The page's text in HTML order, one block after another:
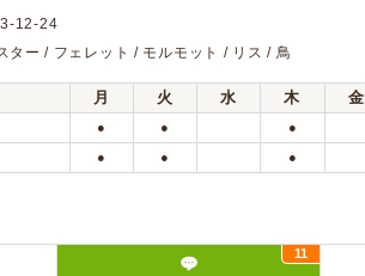
3-12-24
ター / フェレット / モルモット / リス / 鳥
月 火 水 木 金
● ● ●
● ● ●
11